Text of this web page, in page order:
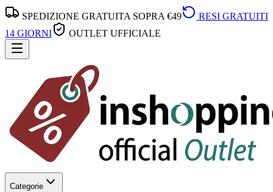
SPEDIZIONE GRATUITA SOPRA €49
RESI GRATUITI
14 GIORNI
OUTLET UFFICIALE
Categorie